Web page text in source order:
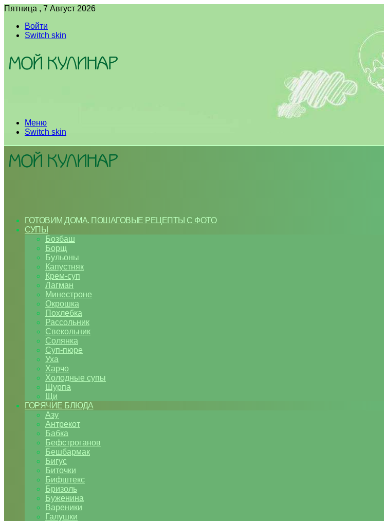
Пятница , 7 Август 2026
Войти
Switch skin
Меню
Switch skin
ГОТОВИМ ДОМА. ПОШАГОВЫЕ РЕЦЕПТЫ С ФОТО
СУПЫ
Бозбаш
Борщ
Бульоны
Капустняк
Крем-суп
Лагман
Минестроне
Окрошка
Похлебка
Рассольник
Свекольник
Солянка
Суп-пюре
Уха
Харчо
Холодные супы
Шурпа
Щи
ГОРЯЧИЕ БЛЮДА
Азу
Антрекот
Бабка
Бефстроганов
Бешбармак
Бигус
Биточки
Бифштекс
Бризоль
Буженина
Вареники
Галушки